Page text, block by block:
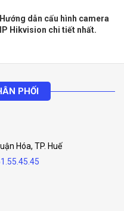
Hướng dẫn cấu hình camera
IP Hikvision chi tiết nhất.
PHỐI
Hóa, TP. Huế